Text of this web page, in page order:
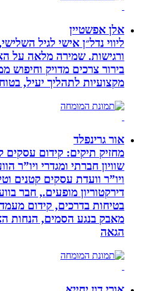
אלן אפשטיין
ליווי נדל״ן אישי לגיל השלישי,
ורגישות. שמירה מלאה על
בירור צרכים מדויק וחיפוש
מקצועיות לתהליך יעיל, בטוח
אור גרינפלד
מחזיק תיקים: קידום עסקים
שוויון חברתי ומגדרי ויו”ר
ויו”ר וועדת עסקים קטנים
דירקטוריון מופעים., חבר
בטיחות בדרכים, קידום מעמד
מאבק בנגע הסמים, הנחות
הגאה